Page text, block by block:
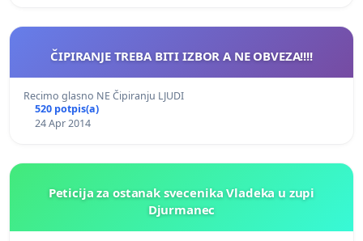
ČIPIRANJE TREBA BITI IZBOR A NE OBVEZA!!!!
Recimo glasno NE Čipiranju LJUDI
520 potpis(a)
24 Apr 2014
Peticija za ostanak svecenika Vladeka u zupi
Djurmanec